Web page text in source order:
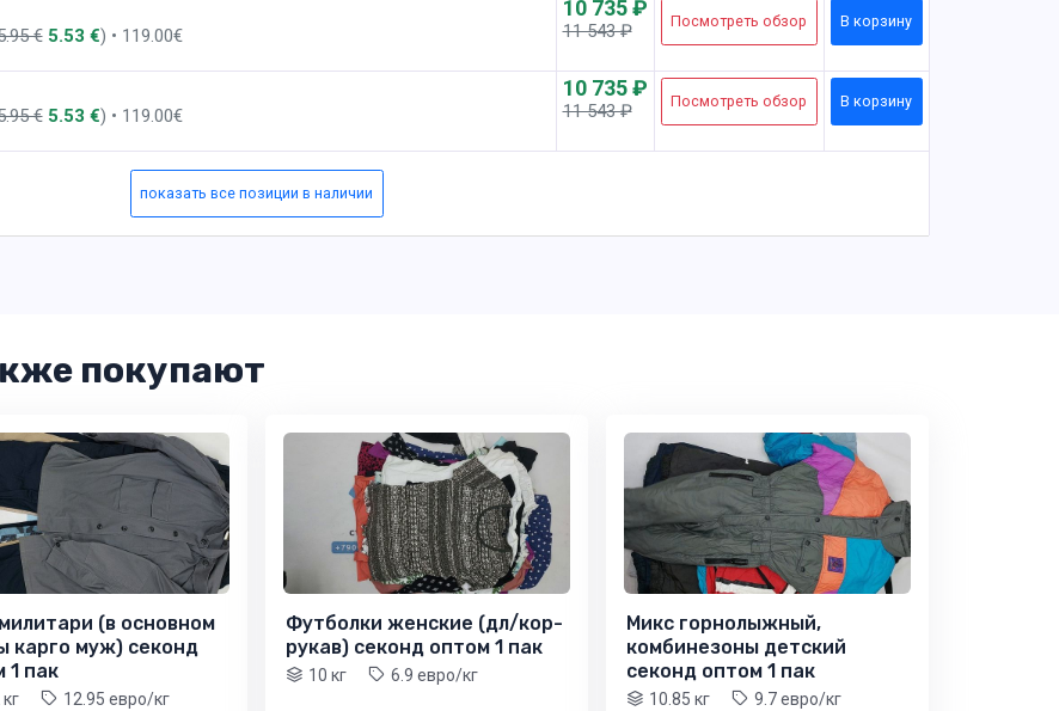
€ 5.53 €) • 119.00€
10 735 ₽
11 543 ₽ Посмотреть обзор В корзину
€ 5.53 €) • 119.00€
10 735 ₽
11 543 ₽ Посмотреть обзор В корзину
показать все позиции в наличии
покупают
(в основном
карго муж) секонд
1 пак
12.95 евро/кг
Футболки женские (дл/кор-
рукав) секонд оптом 1 пак
10 кг 6.9 евро/кг
Микс горнолыжный,
комбинезоны детский
секонд оптом 1 пак
10.85 кг 9.7 евро/кг